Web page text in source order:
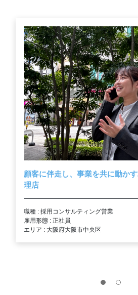
顧客に伴走し、事業を共に動か
理店
職種 : 採用コンサルティング営業
雇用形態 : 正社員
エリア : 大阪府大阪市中央区